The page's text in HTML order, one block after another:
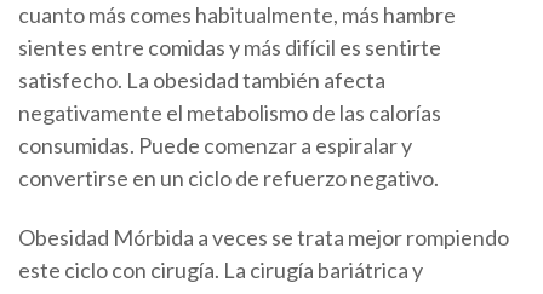
cuanto más comes habitualmente, más hambre
sientes entre comidas y más difícil es sentirte
satisfecho. La obesidad también afecta
negativamente el metabolismo de las calorías
consumidas. Puede comenzar a espiralar y
convertirse en un ciclo de refuerzo negativo.
Obesidad Mórbida a veces se trata mejor rompiendo
este ciclo con cirugía. La cirugía bariátrica y